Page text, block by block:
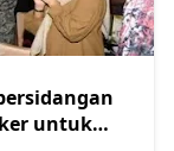
untuk